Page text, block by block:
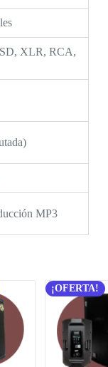
XLR, RCA,
MP3
¡OFERTA!